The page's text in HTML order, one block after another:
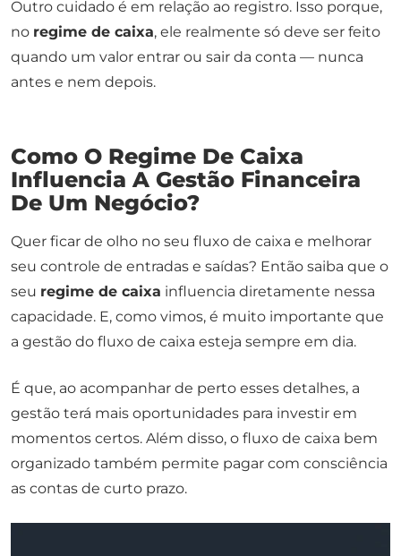
Outro cuidado é em relação ao registro. Isso porque,
no regime de caixa, ele realmente só deve ser feito
quando um valor entrar ou sair da conta — nunca
antes e nem depois.
Como O Regime De Caixa
Influencia A Gestão Financeira
De Um Negócio?
Quer ficar de olho no seu fluxo de caixa e melhorar
seu controle de entradas e saídas? Então saiba que o
seu regime de caixa influencia diretamente nessa
capacidade. E, como vimos, é muito importante que
a gestão do fluxo de caixa esteja sempre em dia.
É que, ao acompanhar de perto esses detalhes, a
gestão terá mais oportunidades para investir em
momentos certos. Além disso, o fluxo de caixa bem
organizado também permite pagar com consciência
as contas de curto prazo.